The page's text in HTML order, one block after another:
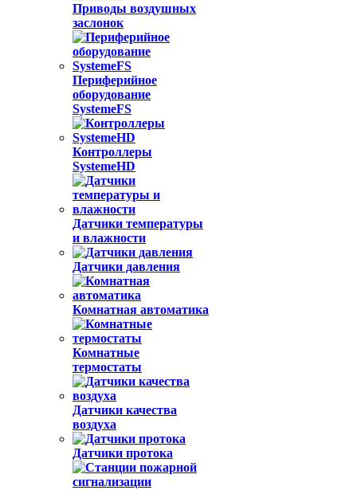
Приводы воздушных
заслонок
Периферийное
оборудование
SystemeFS
Контроллеры
SystemeHD
Датчики температуры
и влажности
Датчики давления
Комнатная автоматика
Комнатные
термостаты
Датчики качества
воздуха
Датчики протока